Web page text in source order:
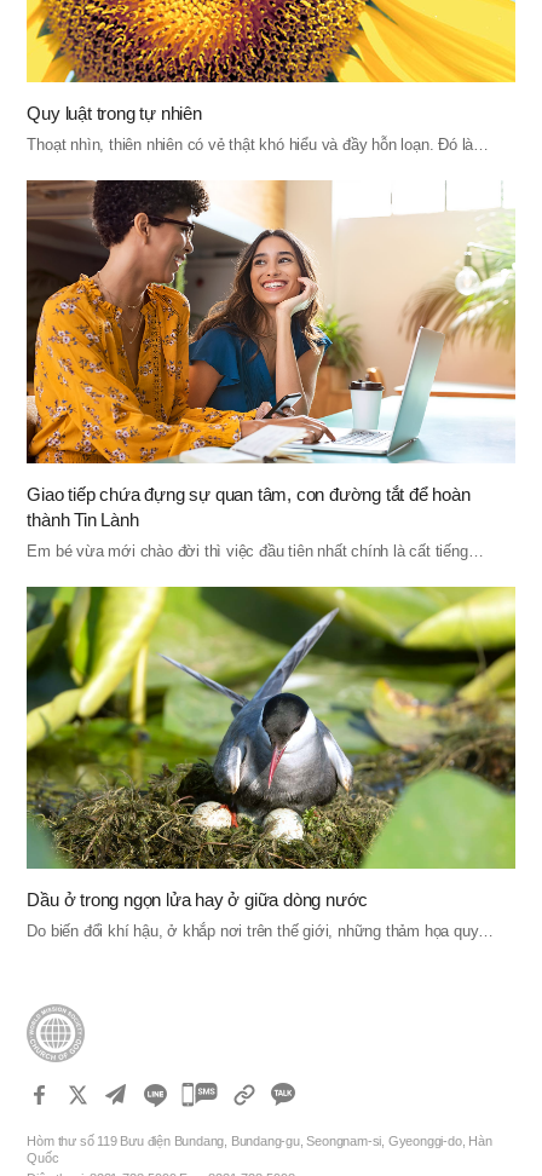
Quy luật trong tự nhiên
Thoạt nhìn, thiên nhiên có vẻ thật khó hiểu và đầy hỗn loạn. Đó là…
Giao tiếp chứa đựng sự quan tâm, con đường tắt để hoàn
thành Tin Lành
Em bé vừa mới chào đời thì việc đầu tiên nhất chính là cất tiếng…
Dầu ở trong ngọn lửa hay ở giữa dòng nước
Do biến đổi khí hậu, ở khắp nơi trên thế giới, những thảm họa quy…
카
오
Hòm thư số 119 Bưu điện Bundang, Bundang-gu, Seongnam-si, Gyeonggi-do, Hàn
Quốc